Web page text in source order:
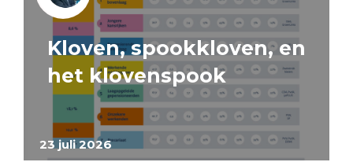
23 juli 2026
Kloven, spookkloven, en
het klovenspook